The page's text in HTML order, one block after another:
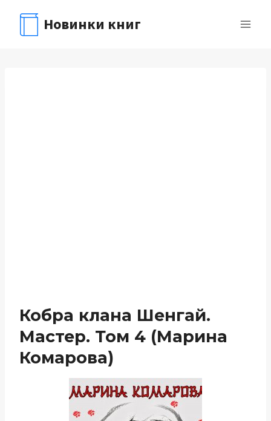
содержимому
Новинки книг
Кобра клана Шенгай.
Мастер. Том 4 (Марина
Комарова)